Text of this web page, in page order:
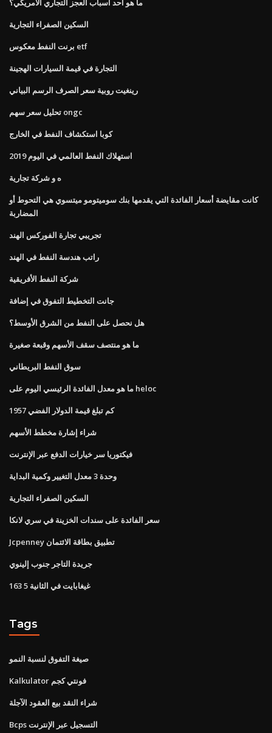
ما هو أحد أسباب العجز التجاري الأمريكي؟
السكين الصفراء التجارية
برنت النفط معكوس etf
التجارة في قيمة السيارات الهجينة
رينغيت روبية سعر الصرف الرسم البياني
تحليل سعر سهم ongc
كوبا استكشاف النفط في الخارج
استهلاك النفط العالمي في اليوم 2019
ه و شركة تجارية
كانت مقايضة أسعار الفائدة التي يقدمها بنك سوميتومو ميتسوي هي التحوط أو
المضاربة
تجريبي تجارة الفوركس الهند
راتب هندسة النفط في الهند
شركة النفط الأفريقية
جانت التخطيط التفوق في إضافة
هل نحصل على النفط من الشرق الأوسط؟
ما هو منتصف سقف الأسهم وقبعة صغيرة
سوق النفط البريطاني
ما هو معدل الفائدة الرئيسي اليوم على heloc
كم تبلغ قيمة الدولار الفضي 1957
شراء إشارة مخطط الأسهم
فيكتوريا سر خيارات الدفع عبر الإنترنت
وحدة 3 معدل التغيير وكمية البداية
السكين الصفراء التجارية
سعر الفائدة على سندات الخزينة في سري لانكا
Jcpenney تطبيق بطاقة الائتمان
جريدة التاجر جنوب إلينوي
163 5 غيغابايت في الثانية
Tags
صيغة التفوق لنسبة النمو
Kalkulator فونتي كجم
شراء النقد بيع العقود الآجلة
Bcps التسجيل عبر الإنترنت